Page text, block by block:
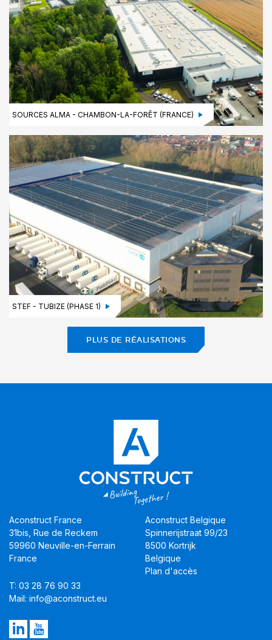
SOURCES ALMA - CHAMBON-LA-FORÊT (FRANCE)
STEF - TUBIZE (PHASE 1)
PLUS DE RÉALISATIONS
Aconstruct France
31bis, Rue de Reckem
59960 Neuville-en-Ferrain
France
T: 03 28 76 90 33
Mail: info@aconstruct.eu
Aconstruct Belgique
Spinnerijstraat 99/23
8500 Kortrijk
Belgique
Plan d'accès